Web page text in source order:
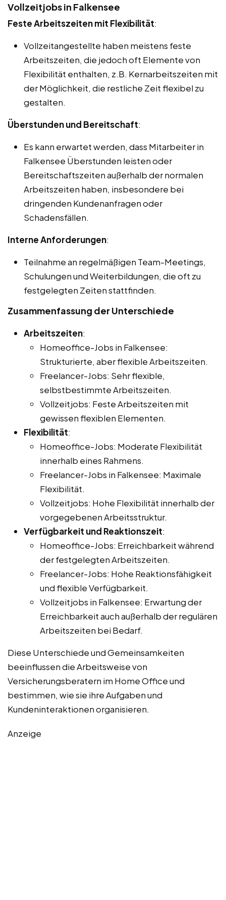
Vollzeitjobs in Falkensee
Feste Arbeitszeiten mit Flexibilität:
Vollzeitangestellte haben meistens feste
Arbeitszeiten, die jedoch oft Elemente von
Flexibilität enthalten, z.B. Kernarbeitszeiten mit
der Möglichkeit, die restliche Zeit flexibel zu
gestalten.
Überstunden und Bereitschaft:
Es kann erwartet werden, dass Mitarbeiter in
Falkensee Überstunden leisten oder
Bereitschaftszeiten außerhalb der normalen
Arbeitszeiten haben, insbesondere bei
dringenden Kundenanfragen oder
Schadensfällen.
Interne Anforderungen:
Teilnahme an regelmäßigen Team-Meetings,
Schulungen und Weiterbildungen, die oft zu
festgelegten Zeiten stattfinden.
Zusammenfassung der Unterschiede
Arbeitszeiten:
Homeoffice-Jobs in Falkensee:
Strukturierte, aber flexible Arbeitszeiten.
Freelancer-Jobs: Sehr flexible,
selbstbestimmte Arbeitszeiten.
Vollzeitjobs: Feste Arbeitszeiten mit
gewissen flexiblen Elementen.
Flexibilität:
Homeoffice-Jobs: Moderate Flexibilität
innerhalb eines Rahmens.
Freelancer-Jobs in Falkensee: Maximale
Flexibilität.
Vollzeitjobs: Hohe Flexibilität innerhalb der
vorgegebenen Arbeitsstruktur.
Verfügbarkeit und Reaktionszeit:
Homeoffice-Jobs: Erreichbarkeit während
der festgelegten Arbeitszeiten.
Freelancer-Jobs: Hohe Reaktionsfähigkeit
und flexible Verfügbarkeit.
Vollzeitjobs in Falkensee: Erwartung der
Erreichbarkeit auch außerhalb der regulären
Arbeitszeiten bei Bedarf.
Diese Unterschiede und Gemeinsamkeiten
beeinflussen die Arbeitsweise von
Versicherungsberatern im Home Office und
bestimmen, wie sie ihre Aufgaben und
Kundeninteraktionen organisieren.
Anzeige